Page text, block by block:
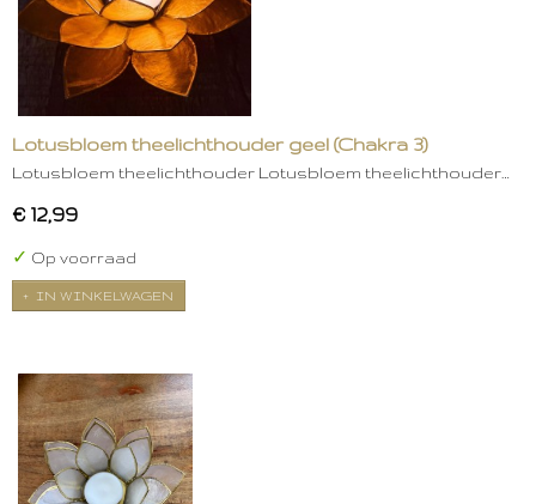
Lotusbloem theelichthouder geel (Chakra 3)
Lotusbloem theelichthouder Lotusbloem theelichthouder…
€ 12,99
✓ Op voorraad
IN WINKELWAGEN